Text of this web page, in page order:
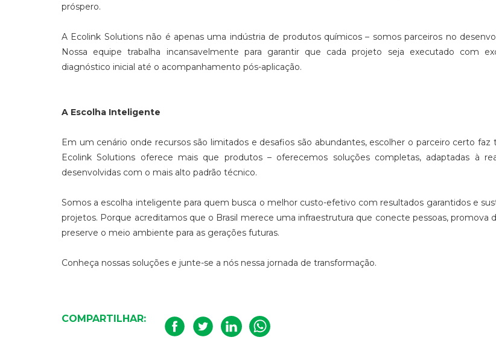
próspero.
A Ecolink Solutions não é apenas uma indústria de produtos químicos – somos parceiros no
Nossa equipe trabalha incansavelmente para garantir que cada projeto seja executado com
diagnóstico inicial até o acompanhamento pós-aplicação.
A Escolha Inteligente
Em um cenário onde recursos são limitados e desafios são abundantes, escolher o parceiro certo faz
Ecolink Solutions oferece mais que produtos – oferecemos soluções completas, adaptadas à
desenvolvidas com o mais alto padrão técnico.
Somos a escolha inteligente para quem busca o melhor custo-efetivo com resultados garantidos e
projetos. Porque acreditamos que o Brasil merece uma infraestrutura que conecte pessoas, promova
preserve o meio ambiente para as gerações futuras.
Conheça nossas soluções e junte-se a nós nessa jornada de transformação.
COMPARTILHAR: